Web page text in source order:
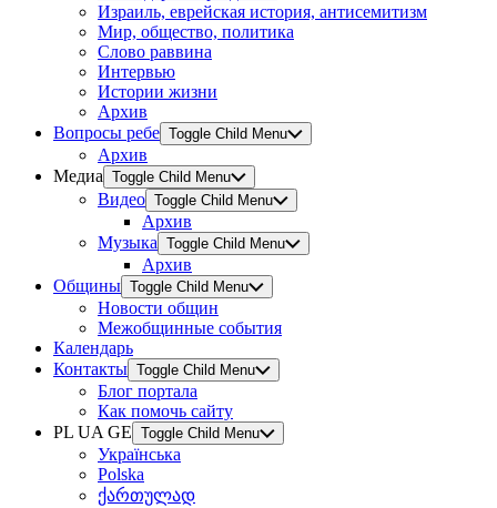
Израиль, еврейская история, антисемитизм
Мир, общество, политика
Слово раввина
Интервью
Истории жизни
Архив
Вопросы ребе Toggle Child Menu
Архив
Медиа Toggle Child Menu
Видео Toggle Child Menu
Архив
Музыка Toggle Child Menu
Архив
Общины Toggle Child Menu
Новости общин
Межобщинные события
Календарь
Контакты Toggle Child Menu
Блог портала
Как помочь сайту
PL UA GE Toggle Child Menu
Українська
Polska
ქართულად